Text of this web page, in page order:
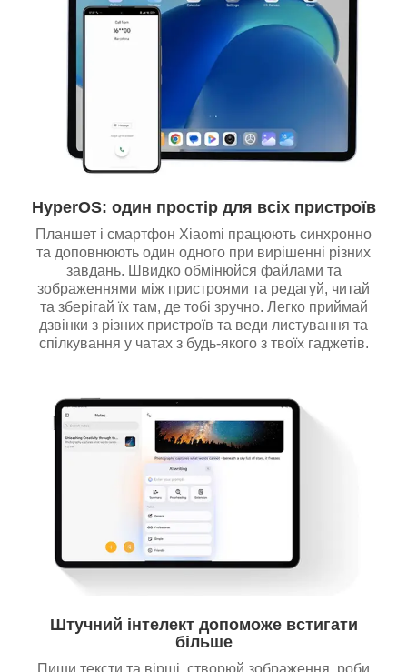
HyperOS: один простір для всіх пристроїв
Планшет і смартфон Xiaomi працюють синхронно
та доповнюють один одного при вирішенні різних
завдань. Швидко обмінюйся файлами та
зображеннями між пристроями та редагуй, читай
та зберігай їх там, де тобі зручно. Легко приймай
дзвінки з різних пристроїв та веди листування та
спілкування у чатах з будь-якого з твоїх гаджетів.
Штучний інтелект допоможе встигати
більше
Пиши тексти та вірші, створюй зображення, роби